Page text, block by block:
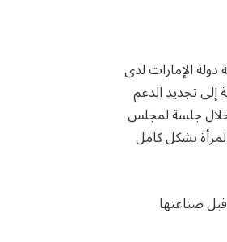
الإمارات لدى
إلى تجديد الدعم
جلسة لمجلس
بشكل كامل
صناعتها